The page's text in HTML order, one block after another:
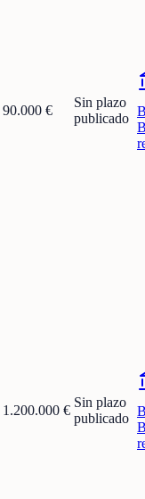
90.000 €
Sin plazo
publicado
1.200.000 €
Sin plazo
publicado